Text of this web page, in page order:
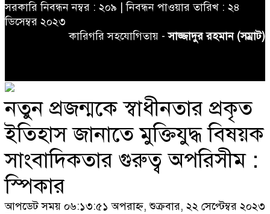
সরকারি নিবন্ধন নম্বর : ২০৯ | নিবন্ধন পাওয়ার তারিখ : ২৪
ডিসেম্বর ২০২৩
কারিগরি সহযোগিতায় -সাজ্জাদুর রহমান (সম্রাট)
নতুন প্রজন্মকে স্বাধীনতার প্রকৃত
ইতিহাস জানাতে মুক্তিযুদ্ধ বিষয়ক
সাংবাদিকতার গুরুত্ব অপরিসীম :
স্পিকার
আপডেট সময় ০৬:১৩:৫১ অপরাহ্ন, শুক্রবার, ২২ সেপ্টেম্বর ২০২৩